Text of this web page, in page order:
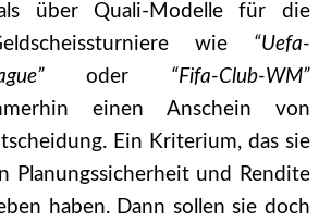
über Quali-Modelle für die
wie “Uefa-
oder “Fifa-Club-WM”
einen Anschein von
Ein Kriterium, das sie
Planungssicherheit und Rendite
haben. Dann sollen sie doch